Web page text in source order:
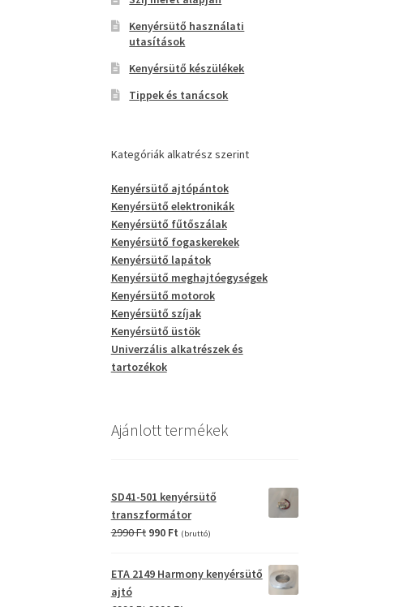
Kenyérsütő használati
utasítások
Kenyérsütő készülékek
Tippek és tanácsok
Kategóriák alkatrész szerint
Kenyérsütő ajtópántok
Kenyérsütő elektronikák
Kenyérsütő fűtőszálak
Kenyérsütő fogaskerekek
Kenyérsütő lapátok
Kenyérsütő meghajtóegységek
Kenyérsütő motorok
Kenyérsütő szíjak
Kenyérsütő üstök
Univerzális alkatrészek és
tartozékok
Ajánlott termékek
SD41-501 kenyérsütő
transzformátor
2990Ft Original
was:
990 FtCurrent
990 Ft.
(bruttó)
ETA 2149 Harmony kenyérsütő
ajtó